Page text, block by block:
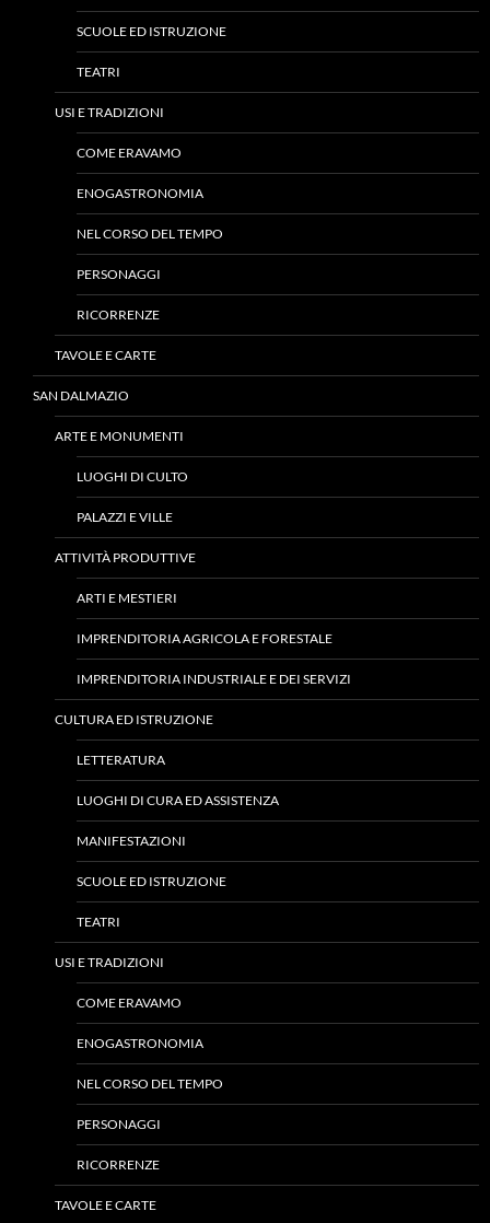
SCUOLE ED ISTRUZIONE
TEATRI
USI E TRADIZIONI
COME ERAVAMO
ENOGASTRONOMIA
NEL CORSO DEL TEMPO
PERSONAGGI
RICORRENZE
TAVOLE E CARTE
SAN DALMAZIO
ARTE E MONUMENTI
LUOGHI DI CULTO
PALAZZI E VILLE
ATTIVITÀ PRODUTTIVE
ARTI E MESTIERI
IMPRENDITORIA AGRICOLA E FORESTALE
IMPRENDITORIA INDUSTRIALE E DEI SERVIZI
CULTURA ED ISTRUZIONE
LETTERATURA
LUOGHI DI CURA ED ASSISTENZA
MANIFESTAZIONI
SCUOLE ED ISTRUZIONE
TEATRI
USI E TRADIZIONI
COME ERAVAMO
ENOGASTRONOMIA
NEL CORSO DEL TEMPO
PERSONAGGI
RICORRENZE
TAVOLE E CARTE